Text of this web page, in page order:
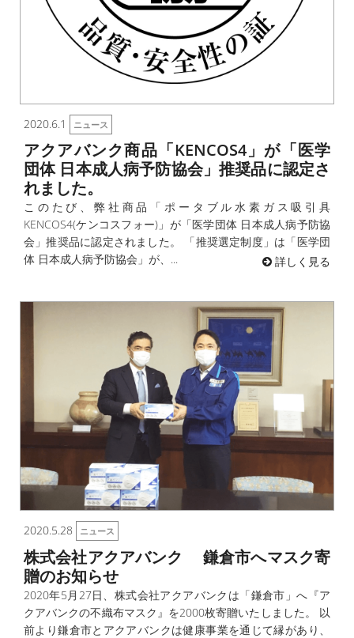
2020.6.1 ニュース
アクアバンク商品「KENCOS4」が「医学
団体 日本成人病予防協会」推奨品に認定さ
れました。
このたび、弊社商品「ポータブル水素ガス吸引具
KENCOS4(ケンコスフォー)」が「医学団体 日本成人病予防協
会」推奨品に認定されました。 「推奨選定制度」は「医学団
体 日本成人病予防協会」が、...
詳しく見る
2020.5.28 ニュース
株式会社アクアバンク 鎌倉市へマスク寄
贈のお知らせ
2020年5月27日、株式会社アクアバンクは「鎌倉市」へ『ア
クアバンクの不織布マスク』を2000枚寄贈いたしました。 以
前より鎌倉市とアクアバンクは健康事業を通じて縁があり、